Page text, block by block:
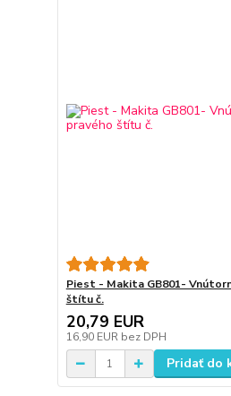
Piest - Makita GB801-
štítu č.
20,79 EUR
16,90 EUR bez DPH
Pridať do